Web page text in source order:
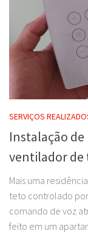
SERVIÇOS
Instalação
ventilador de
Mais uma
teto controlado
comando de voz
feito em um